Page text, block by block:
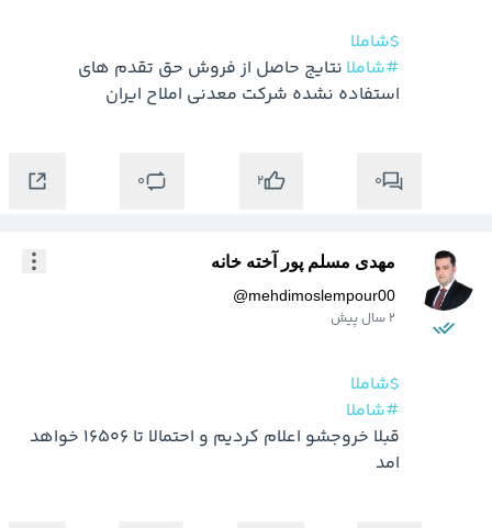
$شاملا
#شاملا
استفاده نشده شرکت معدني املاح ايران
0
2
0
مهدی مسلم پور آخته خانه
@mehdimoslempour00
2 سال پیش
$شاملا
#شاملا
امد